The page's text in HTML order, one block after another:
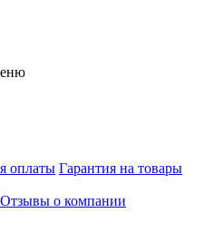
оплаты Гарантия на товары
Отзывы о компании